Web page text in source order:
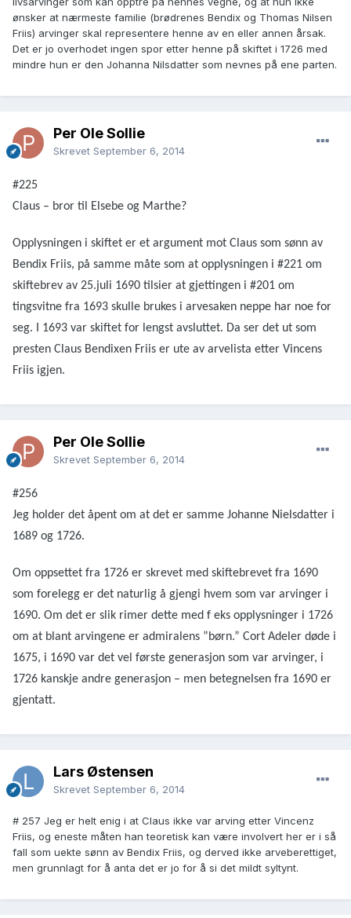
ønsker at nærmeste familie (brødrenes Bendix og Thomas Nilsen
Friis) arvinger skal representere henne av en eller annen årsak.
Det er jo overhodet ingen spor etter henne på skiftet i 1726 med
mindre hun er den Johanna Nilsdatter som nevnes på ene parten.
Per Ole Sollie
Skrevet September 6, 2014
#225
Claus – bror til Elsebe og Marthe?
Opplysningen i skiftet er et argument mot Claus som sønn av
Bendix Friis, på samme måte som at opplysningen i #221 om
skiftebrev av 25.juli 1690 tilsier at gjettingen i #201 om
tingsvitne fra 1693 skulle brukes i arvesaken neppe har noe for
seg. I 1693 var skiftet for lengst avsluttet. Da ser det ut som
presten Claus Bendixen Friis er ute av arvelista etter Vincens
Friis igjen.
Per Ole Sollie
Skrevet September 6, 2014
#256
Jeg holder det åpent om at det er samme Johanne Nielsdatter i
1689 og 1726.
Om oppsettet fra 1726 er skrevet med skiftebrevet fra 1690
som forelegg er det naturlig å gjengi hvem som var arvinger i
1690. Om det er slik rimer dette med f eks opplysninger i 1726
om at blant arvingene er admiralens ”børn.” Cort Adeler døde i
1675, i 1690 var det vel første generasjon som var arvinger, i
1726 kanskje andre generasjon – men betegnelsen fra 1690 er
gjentatt.
Lars Østensen
Skrevet September 6, 2014
# 257 Jeg er helt enig i at Claus ikke var arving etter Vincenz
Friis, og eneste måten han teoretisk kan være involvert her er i så
fall som uekte sønn av Bendix Friis, og derved ikke arveberettiget,
men grunnlagt for å anta det er jo for å si det mildt syltynt.